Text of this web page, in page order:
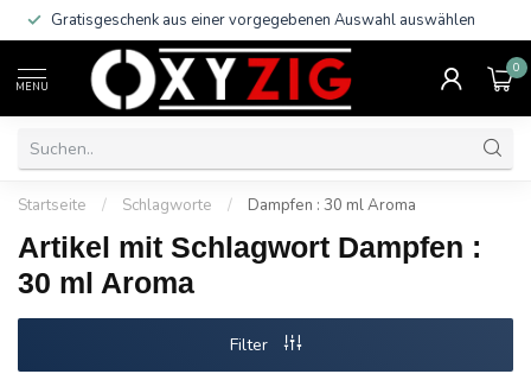
Gratisgeschenk aus einer vorgegebenen Auswahl auswählen
MENU
0
Startseite / Schlagworte / Dampfen : 30 ml Aroma
Artikel mit Schlagwort Dampfen :
30 ml Aroma
Filter